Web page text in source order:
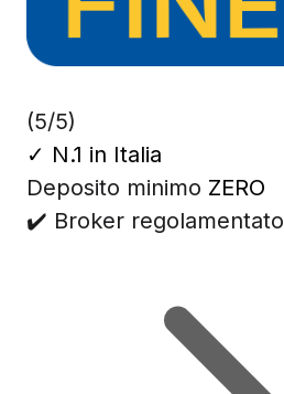
(5/5)
✓ N.1 in Italia
Deposito minimo ZERO
✔️ Broker regolamentato